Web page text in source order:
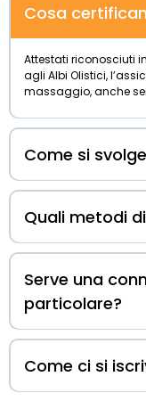
Cosa
Attestati riconosciuti
agli Albi Olistici,
massaggio, anche
Come si
Quali metodi
Serve una
particolare?
Come ci si